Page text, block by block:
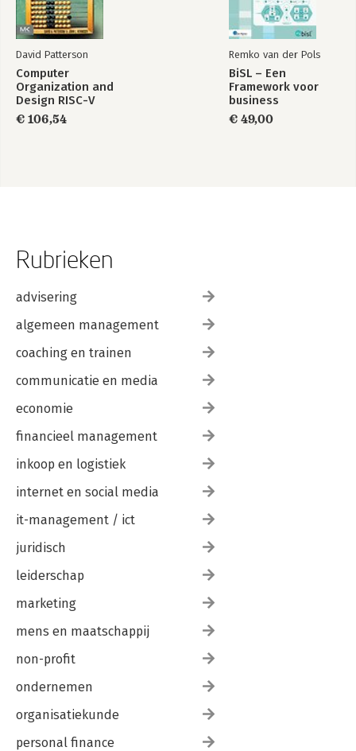
David Patterson
Computer
Organization and
Design RISC-V
Edition
€ 106,54
Remko van der Pols
BiSL – Een
Framework voor
business
€ 49,00
Rubrieken
advisering
algemeen management
coaching en trainen
communicatie en media
economie
financieel management
inkoop en logistiek
internet en social media
it-management / ict
juridisch
leiderschap
marketing
mens en maatschappij
non-profit
ondernemen
organisatiekunde
personal finance